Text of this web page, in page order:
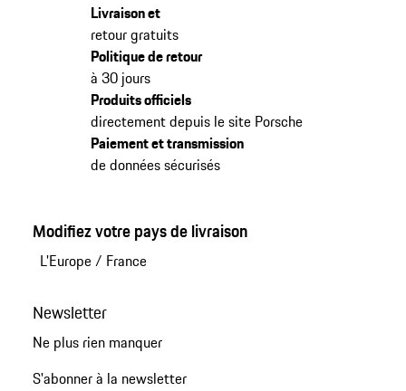
Livraison et
retour gratuits
Politique de retour
à 30 jours
Produits officiels
directement depuis le site Porsche
Paiement et transmission
de données sécurisés
Modifiez votre pays de livraison
L'Europe/ France
Newsletter
Ne plus rien manquer
S'abonner à la newsletter